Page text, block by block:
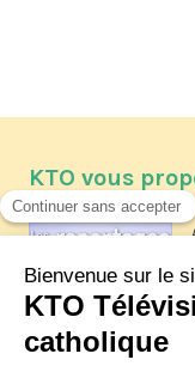
KTO vous